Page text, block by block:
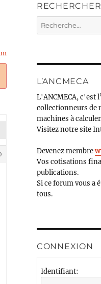
Recherche
pour :
L’ANCMECA
L'ANCMECA, c'est
collectionneurs de
machines à
Visitez notre site
Devenez membre
Vos cotisations
publications.
Si ce forum vous a
tous.
CONNEXION
Identifiant: